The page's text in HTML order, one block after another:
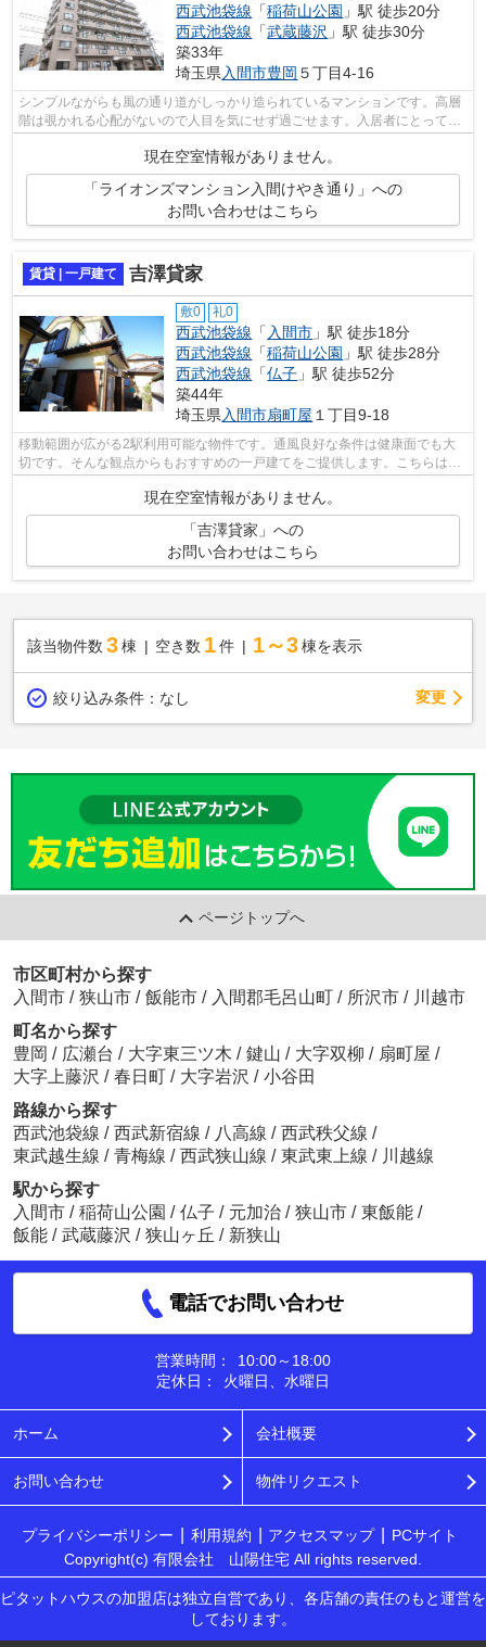
西武池袋線 「稲荷山公園 」駅 徒歩20分
西武池袋線 「武蔵藤沢 」駅 徒歩30分
築33年
埼玉県 入間市豊岡 ５丁目4-16
シンプルながらも風の通り道がしっかり造られているマンションです。高層
階は覗かれる心配がないので人目を気にせず過ごせます。入居者にとっても
現在空室情報がありません。
「ライオンズマンション入間けやき通り」への
お問い合わせはこちら
賃貸 | 一戸建て 吉澤貸家
敷0 礼0
西武池袋線 「 入間市 」駅 徒歩18分
西武池袋線 「稲荷山公園 」駅 徒歩28分
西武池袋線 「仏子 」駅 徒歩52分
築44年
埼玉県 入間市扇町屋 １丁目9-18
移動範囲が広がる2駅利用可能な物件です。通風良好な条件は健康面でも大
切です。そんな観点からもおすすめの一戸建てをご提供します。こちらは一
戸建ての物件です。「吉澤貸家」のここ...
現在空室情報がありません。
「吉澤貸家」への
お問い合わせはこちら
該当物件数 3棟 空き数 1 件 1～3 棟を表示
絞り込み条件： なし 変更
ページトップへ
市区町村から探す
入間市 / 狭山市 / 飯能市 / 入間郡毛呂山町 / 所沢市 / 川越市
町名から探す
豊岡 / 広瀬台 / 大字東三ツ木 / 鍵山 / 大字双柳 / 扇町屋 /
大字上藤沢 / 春日町 / 大字岩沢 / 小谷田
路線から探す
西武池袋線 / 西武新宿線 / 八高線 / 西武秩父線 /
東武越生線 / 青梅線 / 西武狭山線 / 東武東上線 / 川越線
駅から探す
入間市 / 稲荷山公園 / 仏子 / 元加治 / 狭山市 / 東飯能 /
飯能 / 武蔵藤沢 / 狭山ヶ丘 / 新狭山
電話でお問い合わせ
営業時間：
10:00～18:00
定休日：
火曜日、水曜日
ホーム 会社概要
お問い合わせ 物件リクエスト
プライバシーポリシー 利用規約 アクセスマップ
PCサイト
Copyright(c) 有限会社 山陽住宅 All rights reserved.
ピタットハウスの加盟店は独立自営であり、各店舗の責任のもと運営を
しております。